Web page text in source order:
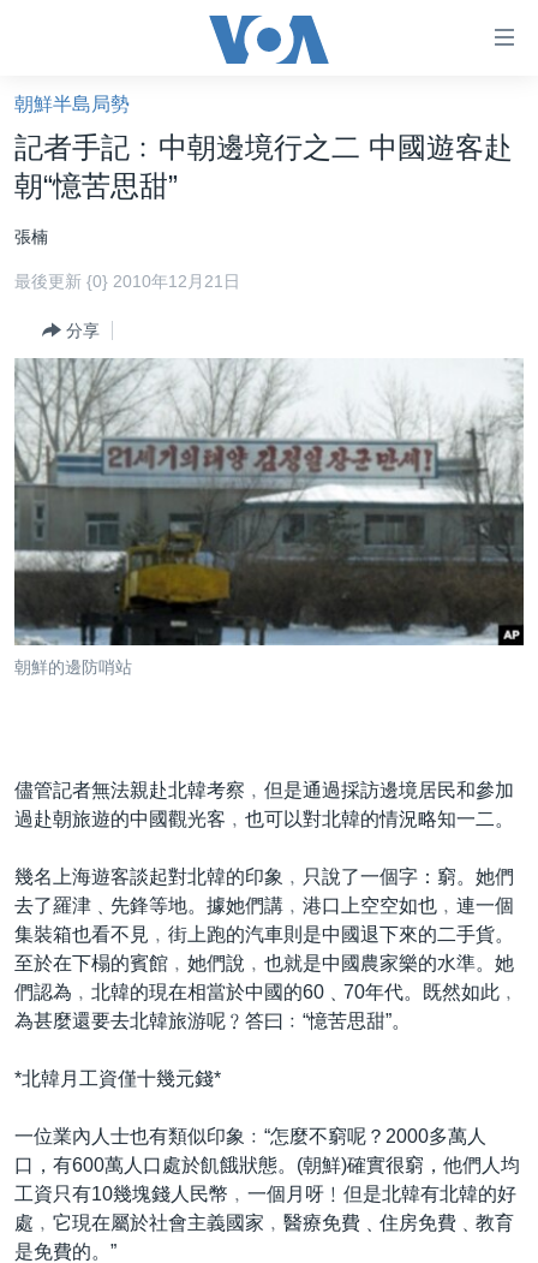
礙
鏈
接
轉
內
轉
到
導
航
轉
到
美國大選2024
海外港人
新聞自由
揭謊頻道
美國
中國
國際
視頻
視頻存檔
海外港人
美國透視
建國史話
廣播節目表
關注我們
其他語言網站
朝鮮半島局勢
記者手記﹕中朝邊境行之二 中國遊客赴
朝“憶苦思甜”
張楠
最後更新 {0} 2010年12月21日
分享
朝鮮的邊防哨站
儘管記者無法親赴北韓考察﹐但是通過採訪邊境居民和參加
過赴朝旅遊的中國觀光客﹐也可以對北韓的情況略知一二。
幾名上海遊客談起對北韓的印象﹐只說了一個字：窮。她們
去了羅津﹑先鋒等地。據她們講﹐港口上空空如也﹐連一個
集裝箱也看不見﹐街上跑的汽車則是中國退下來的二手貨。
至於在下榻的賓館﹐她們說﹐也就是中國農家樂的水準。她
們認為﹐北韓的現在相當於中國的60﹑70年代。既然如此﹐
為甚麼還要去北韓旅游呢﹖答曰﹕“憶苦思甜”。
*北韓月工資僅十幾元錢*
一位業內人士也有類似印象﹕“怎麼不窮呢？2000多萬人
口，有600萬人口處於飢餓狀態。(朝鮮)確實很窮，他們人均
工資只有10幾塊錢人民幣﹐一個月呀﹗但是北韓有北韓的好
處﹐它現在屬於社會主義國家﹐醫療免費﹑住房免費﹑教育
是免費的。”